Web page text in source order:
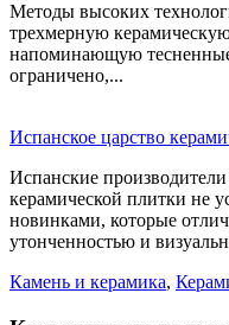
Методы высоких
трехмерную
напоминающую
ограничено,...
Испанское царство
Испанские
керамической плитки не
новинками, которые
утонченностью и
Камень и керамика,